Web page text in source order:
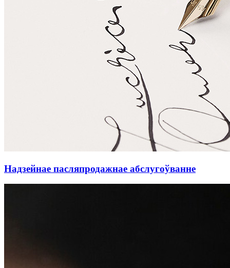
Надзейнае пасляпродажнае абслугоўванне